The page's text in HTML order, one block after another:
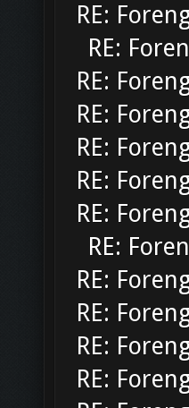
RE:
RE:
RE:
RE:
RE:
RE:
RE:
RE:
RE:
RE:
RE:
RE: